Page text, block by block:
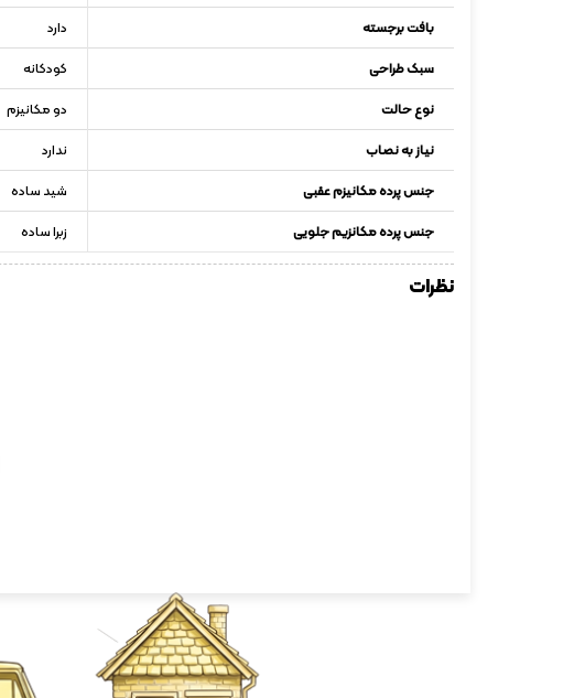
بافت برجسته
دارد
سبک طراحی
کودکانه
نوع حالت
دو مکانیزم
نیاز به نصاب
ندارد
جنس پرده مکانیزم عقبی
شید ساده
جنس پرده مکانزیم جلویی
زبرا ساده
نظرات